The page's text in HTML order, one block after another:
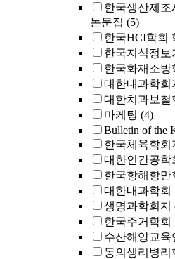
한국생산제조
논문집 (5)
한국HCI학회
한국지식정보
한국화재소방
대한내과학회
대한치과보철
마케팅 (4)
Bulletin of the
한국체육학회
대한인간공학
한국항해항만
대한내과학회
생명과학회지
한국주거학회
수산해양교육
동의생리병리